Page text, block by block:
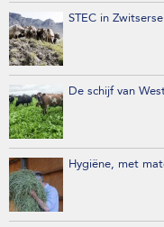
STEC in
De schijf van
Hygiëne, met